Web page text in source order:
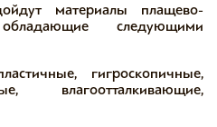
материалы плащево-
следующими
гигроскопичные,
влагоотталкивающие,